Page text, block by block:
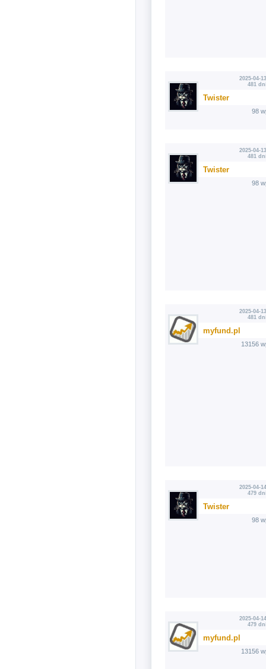
2025-04-
481
Twister
98
2025-04-
481
Twister
98
2025-04-
481
myfund.pl
13156
2025-04-
479
Twister
98
2025-04-
479
myfund.pl
13156